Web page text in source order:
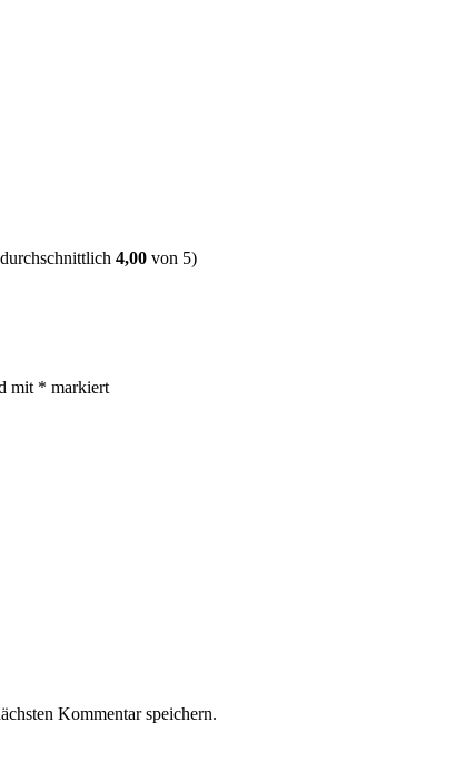
4,00 von 5)
mit * markiert
Kommentar speichern.